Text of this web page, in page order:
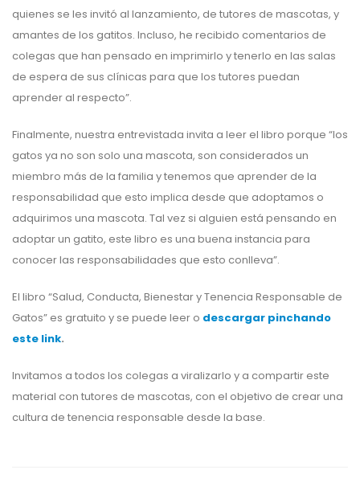
quienes se les invitó al lanzamiento, de tutores de mascotas, y
amantes de los gatitos. Incluso, he recibido comentarios de
colegas que han pensado en imprimirlo y tenerlo en las salas
de espera de sus clínicas para que los tutores puedan
aprender al respecto”.
Finalmente, nuestra entrevistada invita a leer el libro porque “los
gatos ya no son solo una mascota, son considerados un
miembro más de la familia y tenemos que aprender de la
responsabilidad que esto implica desde que adoptamos o
adquirimos una mascota. Tal vez si alguien está pensando en
adoptar un gatito, este libro es una buena instancia para
conocer las responsabilidades que esto conlleva”.
El libro “Salud, Conducta, Bienestar y Tenencia Responsable de
Gatos” es gratuito y se puede leer o descargar pinchando
este link.
Invitamos a todos los colegas a viralizarlo y a compartir este
material con tutores de mascotas, con el objetivo de crear una
cultura de tenencia responsable desde la base.